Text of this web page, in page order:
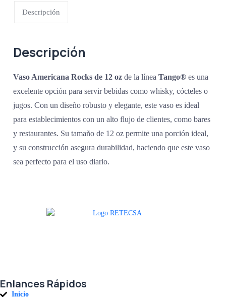
Descripción
Descripción
Vaso Americana Rocks de 12 oz de la líneaTango® es una
excelente opción para servir bebidas como whisky, cócteles o
jugos. Con un diseño robusto y elegante, este vaso es ideal
para establecimientos con un alto flujo de clientes, como bares
y restaurantes. Su tamaño de 12 oz permite una porción ideal,
y su construcción asegura durabilidad, haciendo que este vaso
sea perfecto para el uso diario.
Enlances Rápidos
Inicio